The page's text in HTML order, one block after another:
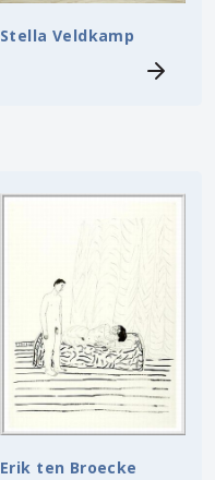
Stella Veldkamp
Erik ten Broecke